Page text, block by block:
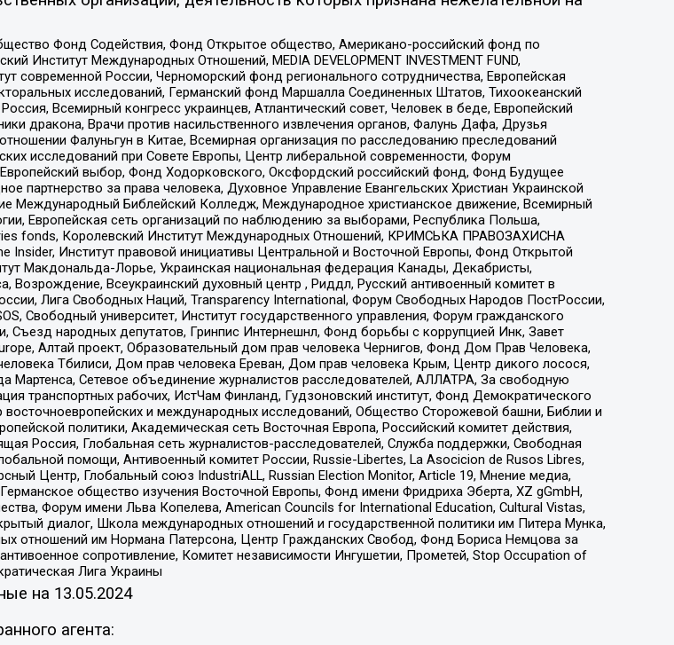
Фонд Содействия, Фонд Открытое общество, Американо-российский фонд по
Институт Международных Отношений, MEDIA DEVELOPMENT INVESTMENT FUND,
современной России, Черноморский фонд регионального сотрудничества, Европейская
исследований, Германский фонд Маршалла Соединенных Штатов, Тихоокеанский
Всемирный конгресс украинцев, Атлантический совет, Человек в беде, Европейский
дракона, Врачи против насильственного извлечения органов, Фалунь Дафа, Друзья
Фалуньгун в Китае, Всемирная организация по расследованию преследований
исследований при Совете Европы, Центр либеральной современности, Форум
выбор, Фонд Ходорковского, Оксфордский российский фонд, Фонд Будущее
за права человека, Духовное Управление Евангельских Христиан Украинской
Международный Библейский Колледж, Международное христианское движение, Всемирный
Европейская сеть организаций по наблюдению за выборами, Республика Польша,
fonds, Королевский Институт Международных Отношений, КРИМСЬКА ПРАВОЗАХИСНА
Insider, Институт правовой инициативы Центральной и Восточной Европы, Фонд Открытой
Макдональда-Лорье, Украинская национальная федерация Канады, Декабристы,
Всеукраинский духовный центр , Риддл, Русский антивоенный комитет в
Лига Свободных Наций, Transparеncy International, Форум Свободных Народов ПостРоссии,
Свободный университет, Институт государственного управления, Форум гражданского
народных депутатов, Гринпис Интернешнл, Фонд борьбы с коррупцией Инк, Завет
Алтай проект, Образовательный дом прав человека Чернигов, Фонд Дом Прав Человека,
Тбилиси, Дом прав человека Ереван, Дом прав человека Крым, Центр дикого лосося,
Сетевое объединение журналистов расследователей, АЛЛАТРА, За свободную
транспортных рабочих, ИстЧам Финланд, Гудзоновский институт, Фонд Демократического
восточноевропейских и международных исследований, Общество Сторожевой башни, Библии и
политики, Академическая сеть Восточная Европа, Российский комитет действия,
Россия, Глобальная сеть журналистов-расследователей, Служба поддержки, Свободная
помощи, Антивоенный комитет России, Russie-Libertes, La Asocicion de Rusos Libres,
Центр, Глобальный союз IndustriALL, Russian Election Monitor, Article 19, Мнение медиа,
общество изучения Восточной Европы, Фонд имени Фридриха Эберта, XZ gGmbH,
Форум имени Льва Копелева, American Councils for International Education, Cultural Vistas,
диалог, Школа международных отношений и государственной политики им Питера Мунка,
отношений им Нормана Патерсона, Центр Гражданских Свобод, Фонд Бориса Немцова за
сопротивление, Комитет независимости Ингушетии, Прометей, Stop Occupation of
Лига Украины
на 13.05.2024
агента: